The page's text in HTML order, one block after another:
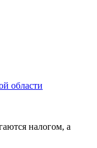
области
налогом, а